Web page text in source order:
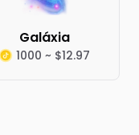
Galáxia
1000 ~ $12.97